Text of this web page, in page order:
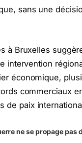
sans une
à Bruxelles
intervention
économique,
commerciaux
de paix
ne se propage pas